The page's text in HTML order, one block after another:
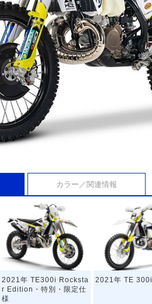
カラー／関連情報
2021年 TE300i Rocksta
r Edition・特別・限定仕
様
2021年 TE 300i